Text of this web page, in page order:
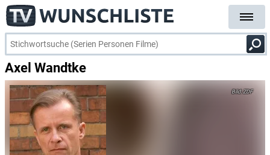
Axel Wandtke
ZDF